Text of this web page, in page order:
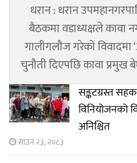
धरान : धरान
बैठकमा वडाध्यक्षले कावा
गालीगलौज गरेको विवादमा
चुनौती दिएपछि कावा
सङ्कटग्रस्त
विनियोजनको
अनिश्चित
साउन २३, २०८३